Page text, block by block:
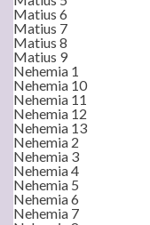
Matius 6
Matius 7
Matius 8
Matius 9
Nehemia 1
Nehemia 10
Nehemia 11
Nehemia 12
Nehemia 13
Nehemia 2
Nehemia 3
Nehemia 4
Nehemia 5
Nehemia 6
Nehemia 7